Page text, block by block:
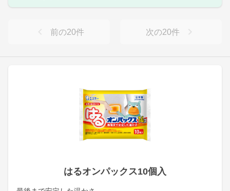
はるオンパックス10個入
前の20件 次の20件